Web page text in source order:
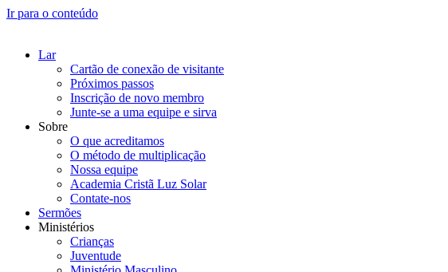
Ir para o conteúdo
Lar
Cartão de conexão de visitante
Próximos passos
Inscrição de novo membro
Junte-se a uma equipe e sirva
Sobre
O que acreditamos
O método de multiplicação
Nossa equipe
Academia Cristã Luz Solar
Contate-nos
Sermões
Ministérios
Crianças
Juventude